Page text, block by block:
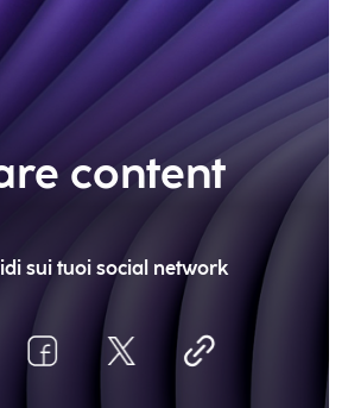
content
sui tuoi social network